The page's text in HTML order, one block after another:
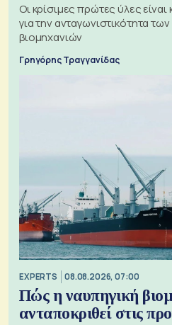
Οι κρίσιμες πρώτες ύλες
για την ανταγωνιστικότητα
βιομηχανιών
Γρηγόρης Τραγγανίδας
EXPERTS 08.08.2026, 07:00
Πώς η ναυπηγική
ανταποκριθεί στις